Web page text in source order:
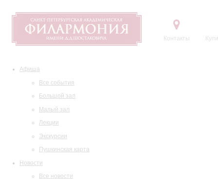
Контакты
Афиша
Все события
Большой зал
Малый зал
Лекции
Экскурсии
Пушкинская карта
Новости
Все новости